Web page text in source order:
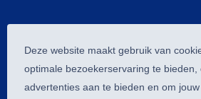
Cookiewetgeving
Cookie melding
Deze website maakt gebruik van
optimale bezoekerservaring te bieden,
advertenties aan te bieden en om